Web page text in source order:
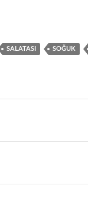
SALATASI SOĞUK